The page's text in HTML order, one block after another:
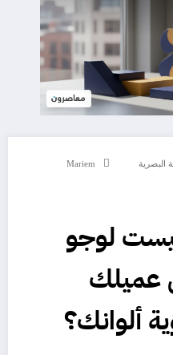
البصرية Mariem
لوجو
عميلك
ألوانك؟